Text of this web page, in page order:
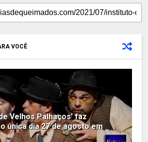
VOCÊ
Velhos Palhaços' faz
única dia 27 de agosto em